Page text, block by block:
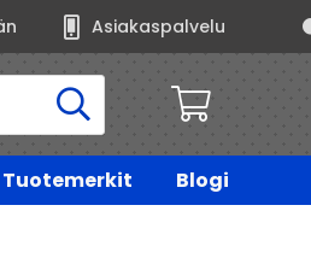
Asiakaspalvelu
Tuotemerkit Blogi